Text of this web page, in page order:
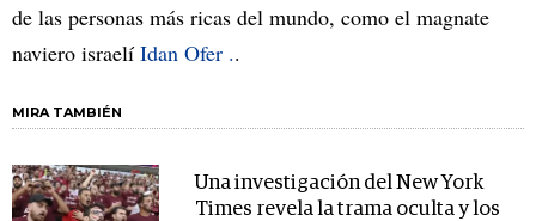
de las personas más ricas del mundo, como el magnate
naviero israelí Idan Ofer ..
MIRA TAMBIÉN
Una investigación del New York
Times revela la trama oculta y los